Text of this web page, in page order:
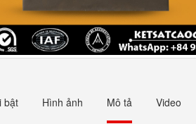
bật Hình ảnh Mô tả Video